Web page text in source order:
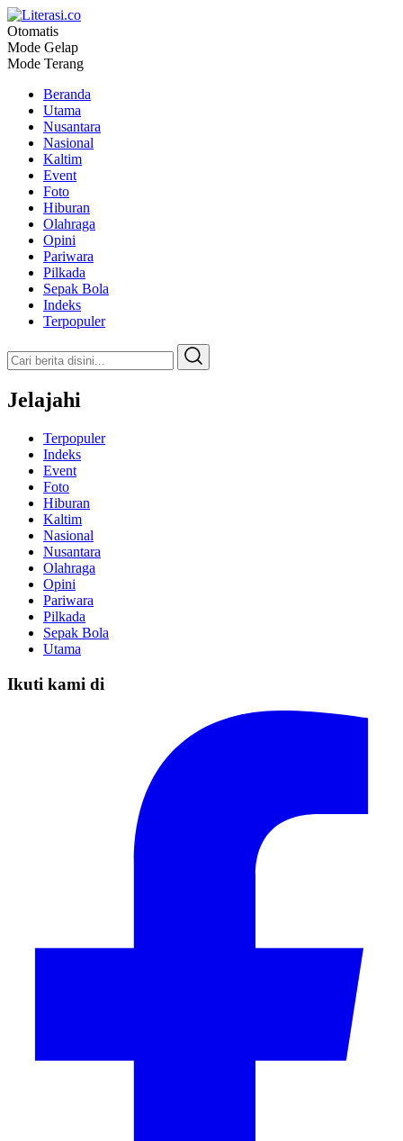
Literasi.co
Pilar Informasi
Otomatis
Mode Gelap
Mode Terang
Beranda
Utama
Nusantara
Nasional
Kaltim
Event
Foto
Hiburan
Olahraga
Opini
Pariwara
Pilkada
Sepak Bola
Indeks
Terpopuler
Jelajahi
Terpopuler
Indeks
Event
Foto
Hiburan
Kaltim
Nasional
Nusantara
Olahraga
Opini
Pariwara
Pilkada
Sepak Bola
Utama
Ikuti kami di